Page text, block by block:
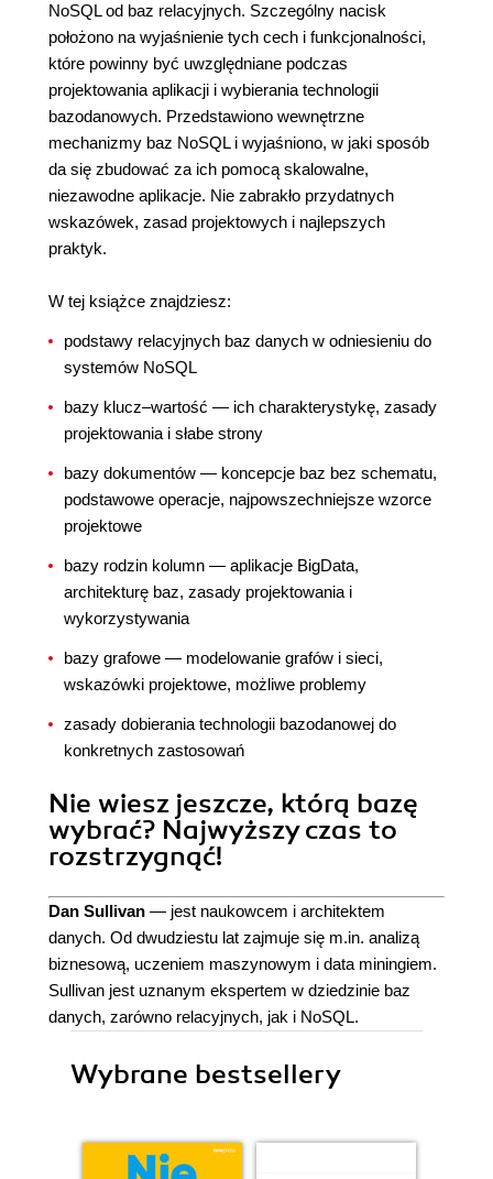
NoSQL od baz relacyjnych. Szczególny nacisk
położono na wyjaśnienie tych cech i funkcjonalności,
które powinny być uwzględniane podczas
projektowania aplikacji i wybierania technologii
bazodanowych. Przedstawiono wewnętrzne
mechanizmy baz NoSQL i wyjaśniono, w jaki sposób
da się zbudować za ich pomocą skalowalne,
niezawodne aplikacje. Nie zabrakło przydatnych
wskazówek, zasad projektowych i najlepszych
praktyk.
W tej książce znajdziesz:
podstawy relacyjnych baz danych w odniesieniu do
systemów NoSQL
bazy klucz–wartość — ich charakterystykę, zasady
projektowania i słabe strony
bazy dokumentów — koncepcje baz bez schematu,
podstawowe operacje, najpowszechniejsze wzorce
projektowe
bazy rodzin kolumn — aplikacje BigData,
architekturę baz, zasady projektowania i
wykorzystywania
bazy grafowe — modelowanie grafów i sieci,
wskazówki projektowe, możliwe problemy
zasady dobierania technologii bazodanowej do
konkretnych zastosowań
Nie wiesz jeszcze, którą bazę
wybrać? Najwyższy czas to
rozstrzygnąć!
Dan Sullivan — jest naukowcem i architektem
danych. Od dwudziestu lat zajmuje się m.in. analizą
biznesową, uczeniem maszynowym i data miningiem.
Sullivan jest uznanym ekspertem w dziedzinie baz
danych, zarówno relacyjnych, jak i NoSQL.
Wybrane bestsellery